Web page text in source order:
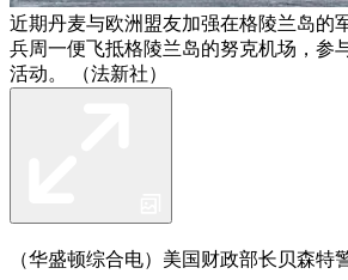
近期丹麦与欧洲盟友加强在格陵兰岛的
兵周一便飞抵格陵兰岛的努克机场，参
活动。 （法新社）
（华盛顿综合电）美国财政部长贝森特